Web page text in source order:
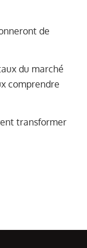
de
du marché
comprendre
transformer